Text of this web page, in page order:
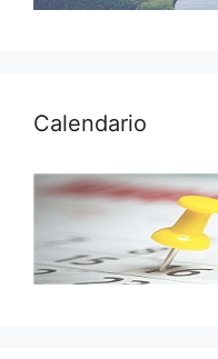
Calendario